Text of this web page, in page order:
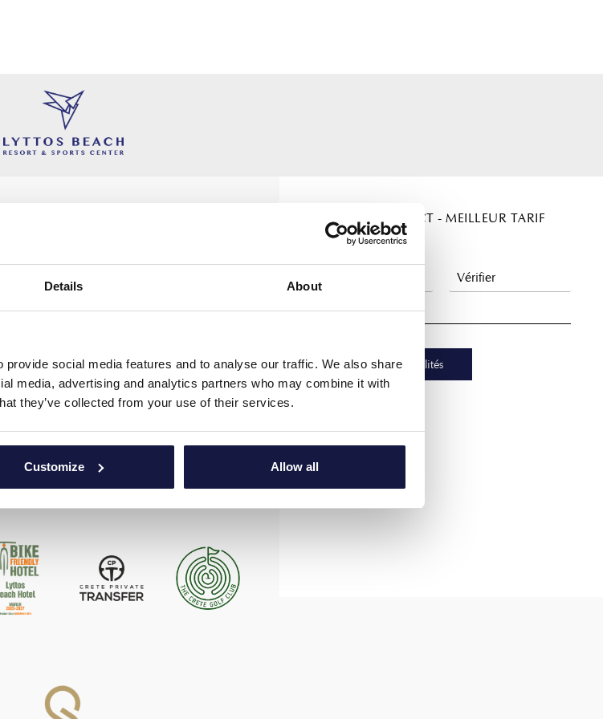
Details About
social media features and to analyse our traffic. We also share
media, advertising and analytics partners who may combine it with
they’ve collected from your use of their services.
Customize Allow all
RÉSERVEZ EN DIRECT - MEILLEUR TARIF
GARANTI
Voir les disponibilités